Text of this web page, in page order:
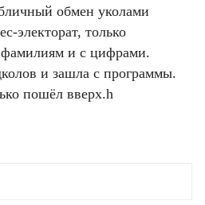
обмен уколами
электорат, только
фамилиям и с цифрами.
и зашла с программы.
пошёл вверх.һ